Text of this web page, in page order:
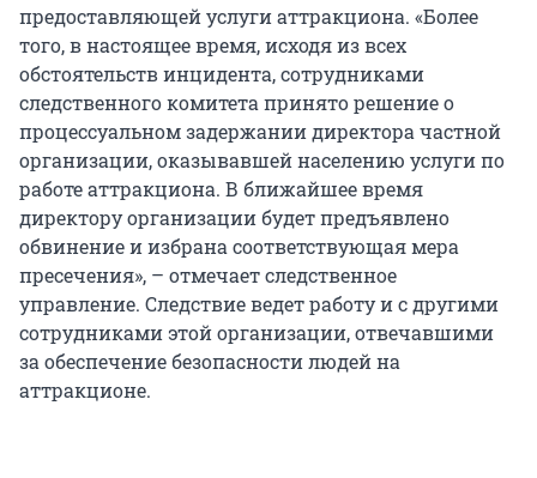
предоставляющей услуги аттракциона. «Более
того, в настоящее время, исходя из всех
обстоятельств инцидента, сотрудниками
следственного комитета принято решение о
процессуальном задержании директора частной
организации, оказывавшей населению услуги по
работе аттракциона. В ближайшее время
директору организации будет предъявлено
обвинение и избрана соответствующая мера
пресечения», – отмечает следственное
управление. Следствие ведет работу и с другими
сотрудниками этой организации, отвечавшими
за обеспечение безопасности людей на
аттракционе.